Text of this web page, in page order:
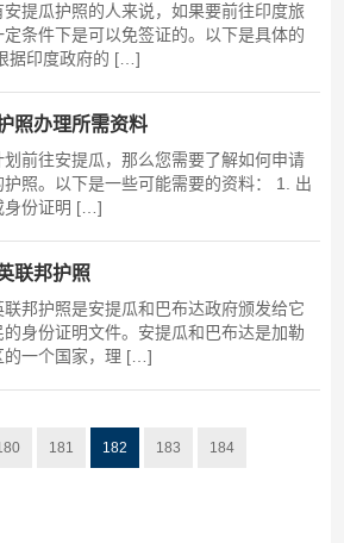
安提瓜护照的人来说，如果要前往印度旅
定条件下是可以免签证的。以下是具体的
据印度政府的 […]
照办理所需资料
划前往安提瓜，那么您需要了解如何申请
护照。以下是一些可能需要的资料： 1. 出
身份证明 […]
联邦护照
联邦护照是安提瓜和巴布达政府颁发给它
的身份证明文件。安提瓜和巴布达是加勒
的一个国家，理 […]
181 182 183 184